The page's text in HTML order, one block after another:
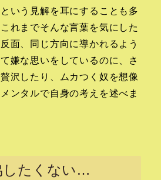
いう見解を耳にすることも多
れまでそんな言葉を気にした
面、同じ方向に導かれるよう
嫌な思いをしているのに、さ
沢したり、ムカつく奴を想像
ンタルで自身の考えを述べま
したくない…